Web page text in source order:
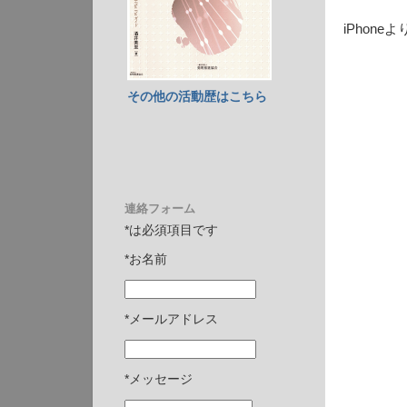
iPhoneよ
その他の活動歴はこちら
連絡フォーム
*は必須項目です
*お名前
*メールアドレス
*メッセージ